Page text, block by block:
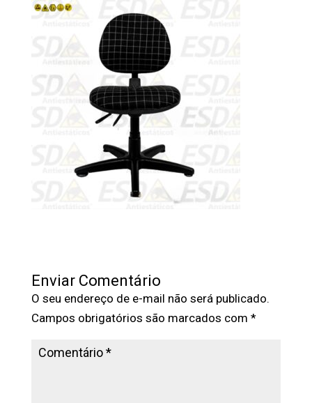
Enviar Comentário
O seu endereço de e-mail não será publicado.
Campos obrigatórios são marcados com *